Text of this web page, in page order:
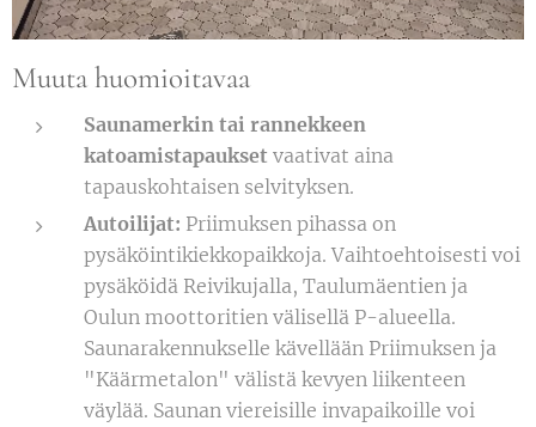
Muuta huomioitavaa
Saunamerkin tai rannekkeen
katoamistapaukset vaativat aina
tapauskohtaisen selvityksen.
Autoilijat: Priimuksen pihassa on
pysäköintikiekkopaikkoja. Vaihtoehtoisesti voi
pysäköidä Reivikujalla, Taulumäentien ja
Oulun moottoritien välisellä P-alueella.
Saunarakennukselle kävellään Priimuksen ja
"Käärmetalon" välistä kevyen liikenteen
väylää. Saunan viereisille invapaikoille voi